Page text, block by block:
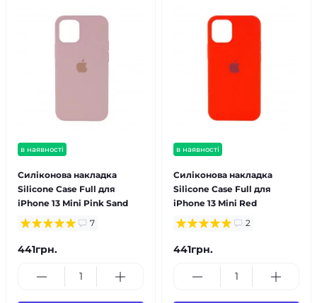
в наявності
Силіконова накладка
Silicone Case Full для
iPhone 13 Mini Pink Sand
7
441грн.
в наявності
Силіконова накладка
Silicone Case Full для
iPhone 13 Mini Red
2
441грн.